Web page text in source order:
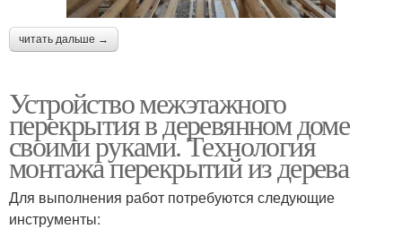
читать дальше →
Устройство межэтажного
перекрытия в деревянном доме
своими руками. Технология
монтажа перекрытий из дерева
Для выполнения работ потребуются следующие
инструменты: